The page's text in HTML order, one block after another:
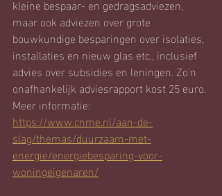
kleine bespaar- en gedragsadviezen,
maar ook adviezen over grote
bouwkundige besparingen over isolaties,
installaties en nieuw glas etc., inclusief
advies over subsidies en leningen. Zo'n
onafhankelijk adviesrapport kost 25 euro.
Meer informatie:
https://www.cnme.nl/aan-de-
slag/themas/duurzaam-met-
energie/energiebesparing-voor-
woningeigenaren/